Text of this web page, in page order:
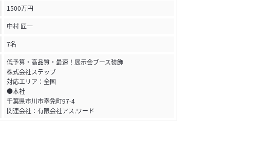
1500万円
中村 匠一
7名
低予算・高品質・最速！展示会ブース装飾
株式会社ステップ
対応エリア：全国
●本社
千葉県市川市奉免町97-4
関連会社：有限会社アス.ワード